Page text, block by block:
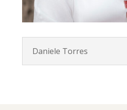
Daniele Torres